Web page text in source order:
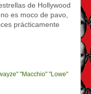
de Hollywood
es moco de pavo,
prácticamente
"Macchio" "Lowe"